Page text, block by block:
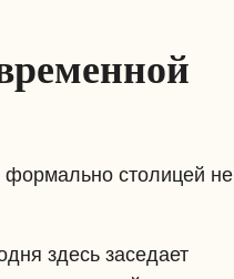
формально столицей не
здесь заседает